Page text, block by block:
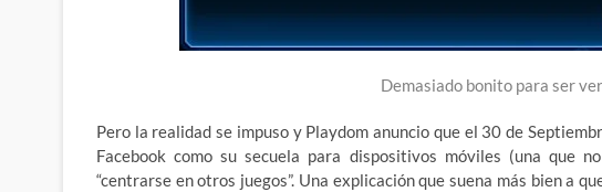
Demasiado bonito para ser
Pero la realidad se impuso y Playdom anuncio que el 30 de
Facebook como su secuela para dispositivos móviles (una que
“centrarse en otros juegos”. Una explicación que suena más bien a